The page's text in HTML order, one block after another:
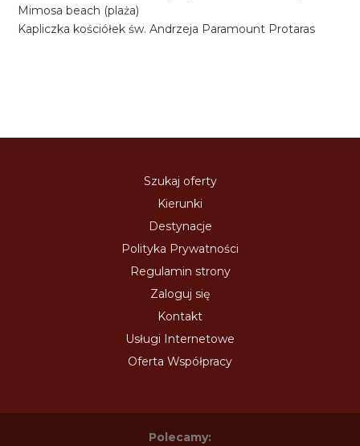
Mimosa beach (plaża)
Kapliczka kościółek św. Andrzeja Paramount Protaras
Szukaj oferty
Kierunki
Destynacje
Polityka Prywatności
Regulamin strony
Zaloguj się
Kontakt
Usługi Internetowe
Oferta Współpracy
Polecamy: